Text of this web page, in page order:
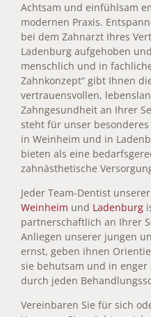
Achtsam und einfühlsam
modernen Praxis.
bei dem Zahnarzt Ihres
Ladenburg aufgehoben
menschlich und in
Zahnkonzept“ gibt Ihnen
vertrauensvollen,
Zahngesundheit an Ihrer
steht für unser
in Weinheim und in
bieten als eine
zahnästhetische
Jeder Team-Dentist
Weinheim und Ladenburg
partnerschaftlich an Ihrer
Anliegen unserer jungen
ernst, geben ihnen
sie behutsam und in
durch jeden
Vereinbaren Sie für sich